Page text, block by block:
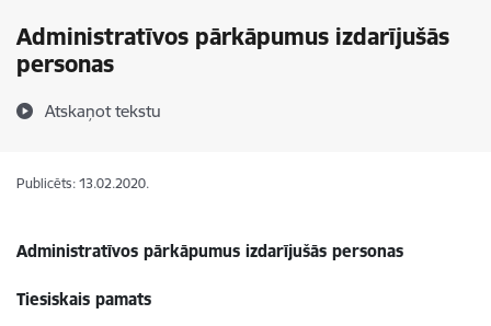
Administratīvos pārkāpumus izdarījušās
personas
Atskaņot tekstu
Publicēts: 13.02.2020.
Administratīvos pārkāpumus izdarījušās personas
Tiesiskais pamats